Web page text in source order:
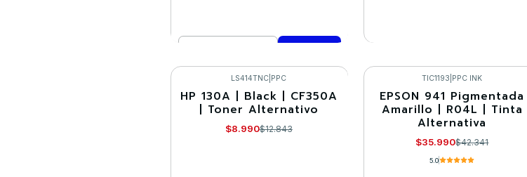
Comprar ahora
VER DETALLES
-30%
LS414TNC PPC
HP 130A | Black | CF350A
| Toner Alternativo
$8.990$12.843
-15%
TIC1193 PPC INK
EPSON 941 Pigmentada
Amarillo | R04L | Tinta
Alternativa
$35.990$42.341
5.0